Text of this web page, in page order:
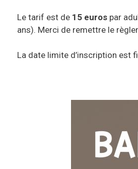
Le tarif est de 15 euros par
ans). Merci de remettre le
La date limite d’inscription est